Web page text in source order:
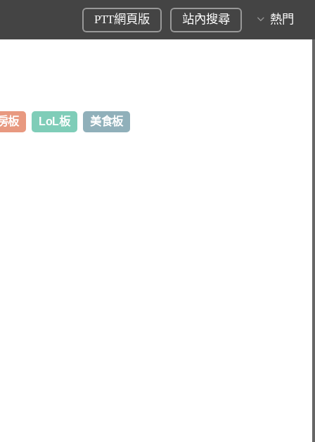
PTT網頁版 站內搜尋 熱門
板 LoL板 美食板